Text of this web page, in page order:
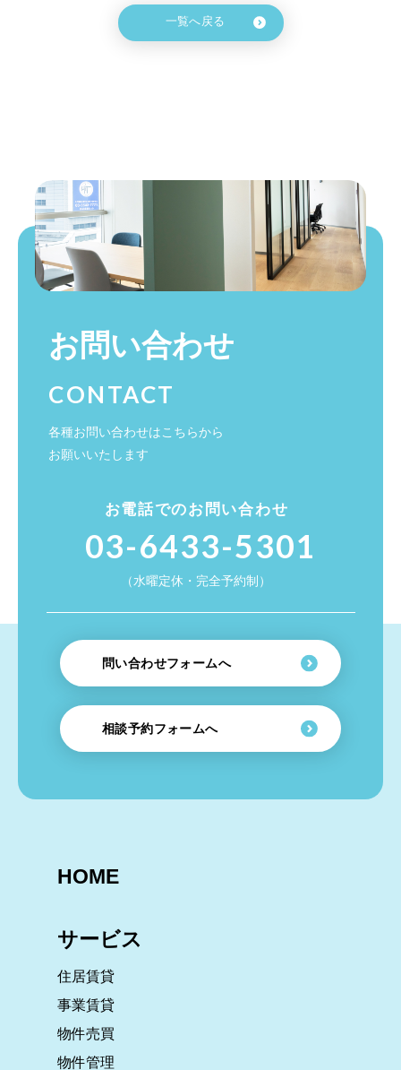
一覧へ戻る
お問い合わせ
CONTACT
各種お問い合わせはこちらから
お願いいたします
お電話でのお問い合わせ
03-6433-5301
（水曜定休・完全予約制）
問い合わせフォームへ
相談予約フォームへ
HOME
サービス
住居賃貸
事業賃貸
物件売買
物件管理